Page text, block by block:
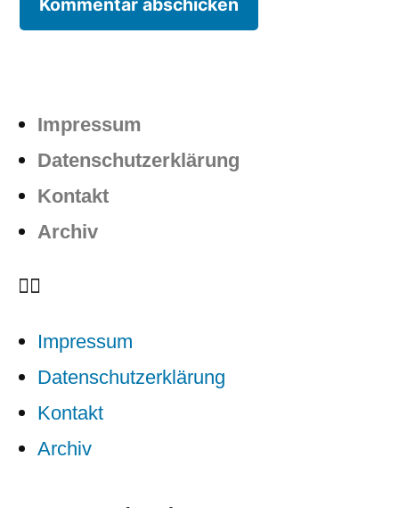
Impressum
Datenschutzerklärung
Kontakt
Archiv
Impressum
Datenschutzerklärung
Kontakt
Archiv